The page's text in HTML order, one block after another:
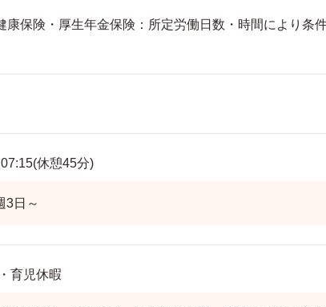
保険・厚生年金保険：所定労働日数・時間により条
休憩45分)
3日～
育児休暇